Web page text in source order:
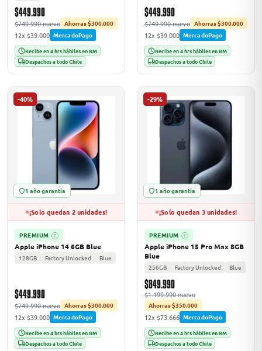
$449.990
$749.990 nuevo Ahorras $300.000
12x $39.000 MercadoPago
Recibe en 4 hrs hábiles en RM
Despachos a todo Chile
$449.990
$749.990 nuevo Ahorras $300.000
12x $39.000 MercadoPago
Recibe en 4 hrs hábiles en RM
Despachos a todo Chile
-40%
1 año garantía
¡Solo quedan 2 unidades!
PREMIUM ?
Apple iPhone 14 6GB Blue
128GB Factory Unlocked Blue
$449.990
$749.990 nuevo Ahorras $300.000
12x $39.000 MercadoPago
Recibe en 4 hrs hábiles en RM
Despachos a todo Chile
-29%
1 año garantía
¡Solo quedan 3 unidades!
PREMIUM ?
Apple iPhone 15 Pro Max 8GB
Blue
256GB Factory Unlocked Blue
$849.990
$1.199.990 nuevo
Ahorras $350.000
12x $73.666 MercadoPago
Recibe en 4 hrs hábiles en RM
Despachos a todo Chile